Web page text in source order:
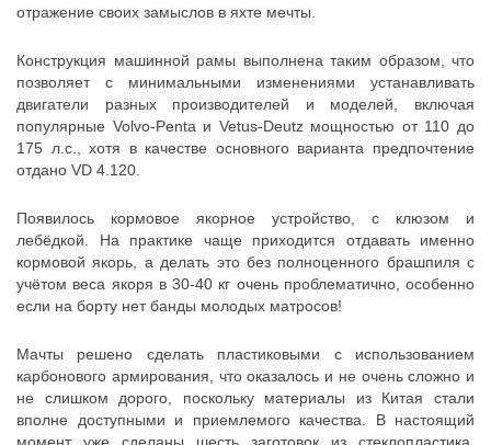
отражение своих замыслов в яхте мечты.
Конструкция машинной рамы выполнена таким образом, что
позволяет с минимальными изменениями устанавливать
двигатели разных производителей и моделей, включая
популярные Volvo-Penta и Vetus-Deutz мощностью от 110 до
175 л.с., хотя в качестве основного варианта предпочтение
отдано VD 4.120.
Появилось кормовое якорное устройство, с клюзом и
лебёдкой. На практике чаще приходится отдавать именно
кормовой якорь, а делать это без полноценного брашпиля с
учётом веса якоря в 30-40 кг очень проблематично, особенно
если на борту нет банды молодых матросов!
Мачты решено сделать пластиковыми с использованием
карбонового армирования, что оказалось и не очень сложно и
не слишком дорого, поскольку материалы из Китая стали
вполне доступными и приемлемого качества. В настоящий